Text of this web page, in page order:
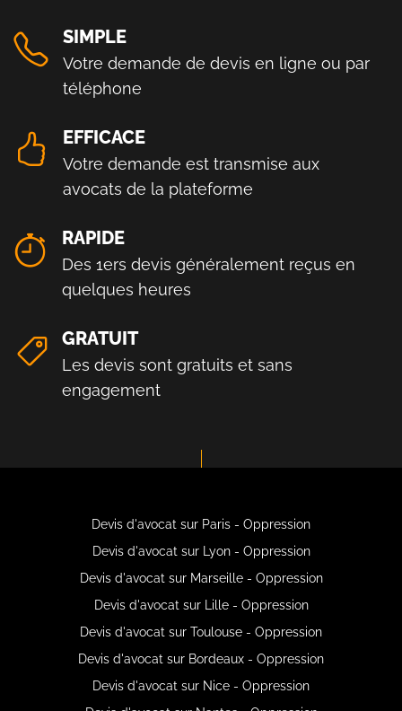
SIMPLE
Votre demande de devis en ligne ou par
téléphone
EFFICACE
Votre demande est transmise aux
avocats de la plateforme
RAPIDE
Des 1ers devis généralement reçus en
quelques heures
GRATUIT
Les devis sont gratuits et sans
engagement
Devis d'avocat sur Paris - Oppression
Devis d'avocat sur Lyon - Oppression
Devis d'avocat sur Marseille - Oppression
Devis d'avocat sur Lille - Oppression
Devis d'avocat sur Toulouse - Oppression
Devis d'avocat sur Bordeaux - Oppression
Devis d'avocat sur Nice - Oppression